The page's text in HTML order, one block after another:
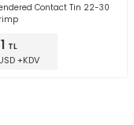
Contact Tin 22-30
TL
+KDV